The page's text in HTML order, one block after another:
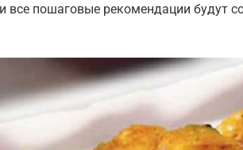
все пошаговые рекомендации будут